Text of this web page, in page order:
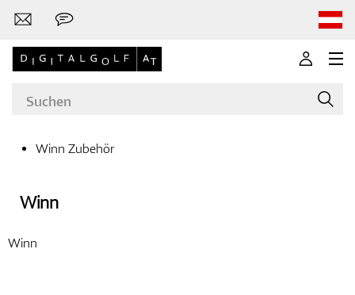
Winn Zubehör
Winn
Winn